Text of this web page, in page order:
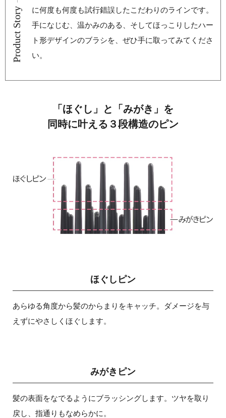
Product Story
に何度も何度も試行錯誤したこだわりのラインです。
手になじむ、温かみのある、そしてほっこりしたハー
ト形デザインのブラシを、ぜひ手に取ってみてくださ
い。
「ほぐし」と「みがき」を
同時に叶える３段構造のピン
ほぐしピン
あらゆる角度から髪のからまりをキャッチ。ダメージを与
えずにやさしくほぐします。
みがきピン
髪の表面をなでるようにブラッシングします。ツヤを取り
戻し、指通りもなめらかに。